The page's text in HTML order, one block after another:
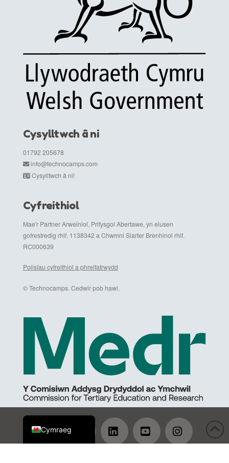
Cysylltwch â ni
01792 205678
info@technocamps.com
Cysylltwch â ni!
Cyfreithiol
Mae'r Partner Arweiniol, Prifysgol Abertawe, yn elusen
gofrestredig rhif. 1138342 a Chwmni Siarter Brenhinol rhif.
RC000639
Polisïau cyfreithiol a phreifatrwydd
© Technocamps. Cedwir pob hawl.
Cymraeg